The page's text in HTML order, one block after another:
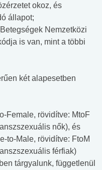
okoz, és
állapot;
Nemzetközi
is van, mint a többi
két alapesetben
Female, rövidítve: MtoF
nők), és
to-Male, rövidítve: FtoM
férfiak)
tárgyalunk, függetlenül